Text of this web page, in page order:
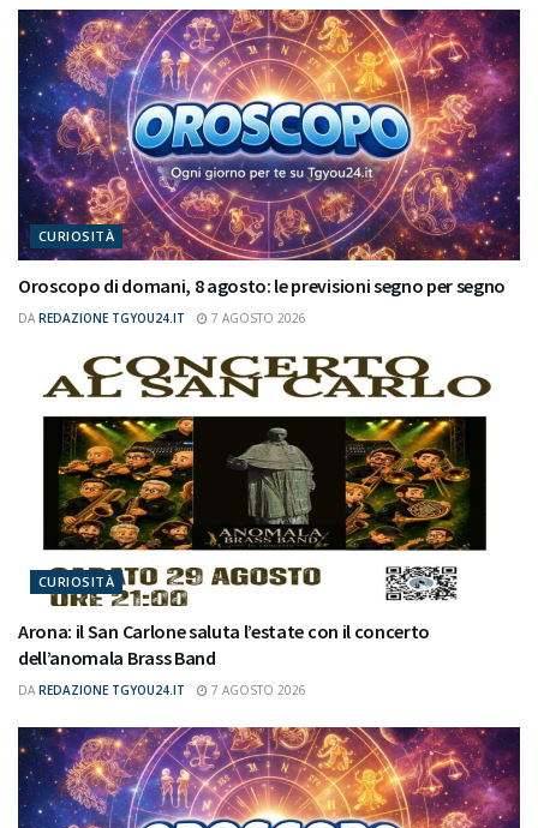
CURIOSITÀ
Oroscopo di domani, 8 agosto: le previsioni segno per segno
DA REDAZIONE TGYOU24.IT 7 AGOSTO 2026
CURIOSITÀ
Arona: il San Carlone saluta l’estate con il concerto
dell’anomala Brass Band
DA REDAZIONE TGYOU24.IT 7 AGOSTO 2026